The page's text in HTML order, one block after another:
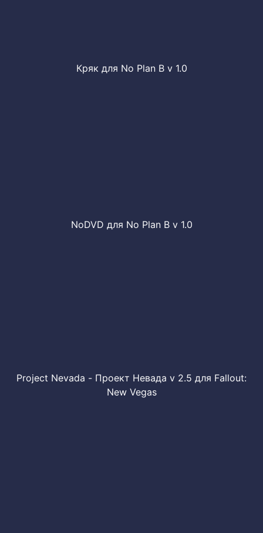
Кряк для No Plan B v 1.0
NoDVD для No Plan B v 1.0
Project Nevada - Проект Невада v 2.5 для Fallout:
New Vegas